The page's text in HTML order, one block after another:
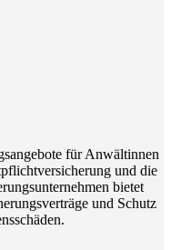
für Anwältinnen
und die
bietet
und Schutz